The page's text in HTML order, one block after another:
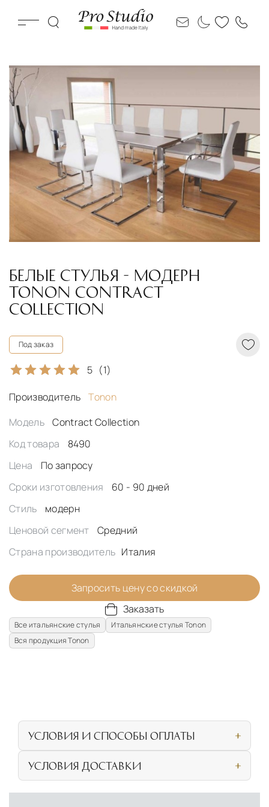
БЕЛЫЕ СТУЛЬЯ - МОДЕРН
TONON CONTRACT
COLLECTION
Под заказ
5 (1)
Производитель
Tonon
Модель
Contract Collection
Код товара
8490
Цена
По запросу
Сроки изготовления
60 - 90 дней
Стиль
модерн
Ценовой сегмент
Средний
Страна производитель Италия
Запросить цену со скидкой
Заказать
Все итальянские стулья
Итальянские стулья Tonon
Вся продукция Tonon
УСЛОВИЯ И СПОСОБЫ ОПЛАТЫ
личном посещении нашего салона
Безналичная оплата по счёту для
УСЛОВИЯ ДОСТАВКИ